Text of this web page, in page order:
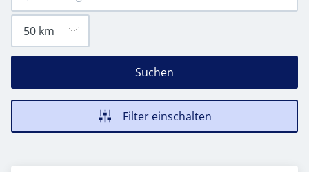
Suchen
Filter einschalten